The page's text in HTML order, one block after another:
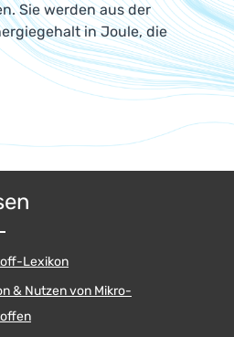
Sie werden aus der
in Joule, die
Lexikon
& Nutzen von Mikro-